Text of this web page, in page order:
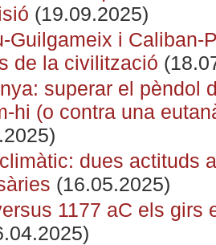
(19.09.2025)
Guilgameix i Caliban-
de la civilització
superar el pèndol
hi (o contra una
dues actituds
(16.05.2025)
1177 aC els girs